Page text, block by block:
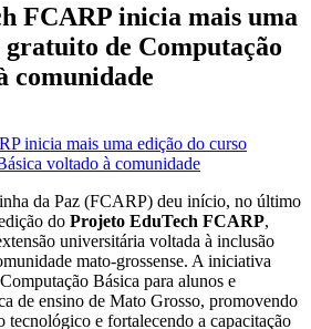
FCARP inicia mais uma
gratuito de Computação
comunidade
da Paz (FCARP) deu início, no último
do Projeto EduTech FCARP,
universitária voltada à inclusão
mato-grossense. A iniciativa
Básica para alunos e
de ensino de Mato Grosso, promovendo
tecnológico e fortalecendo a capacitação